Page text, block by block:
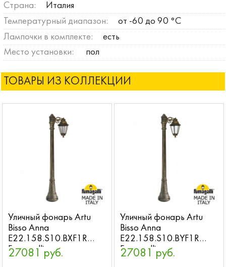
Страна:
Италия
Температурный диапазон:
от -60 до 90 °C
Лампочки в комплекте:
есть
Место установки:
пол
ТОВАРЫ ИЗ КОЛЛЕКЦИИ
Уличный фонарь Artu
Bisso Anna
E22.158.S10.BXF1R
Fumagalli
27081 руб.
Уличный фонарь Artu
Bisso Anna
E22.158.S10.BYF1R
Fumagalli
27081 руб.